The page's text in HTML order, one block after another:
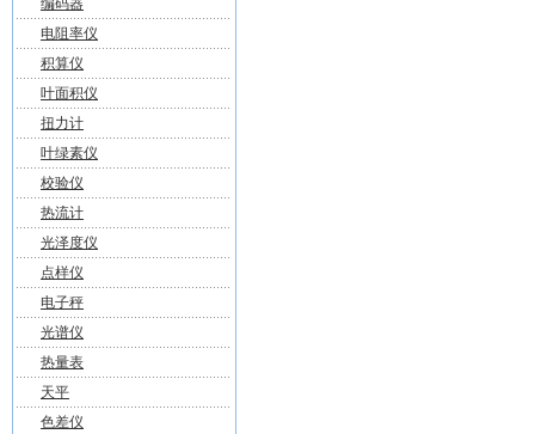
编码器
电阻率仪
积算仪
叶面积仪
扭力计
叶绿素仪
校验仪
热流计
光泽度仪
点样仪
电子秤
光谱仪
热量表
天平
色差仪